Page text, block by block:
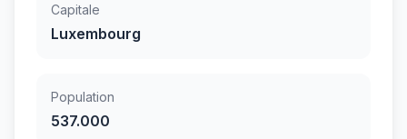
Capitale
Luxembourg
Population
537.000